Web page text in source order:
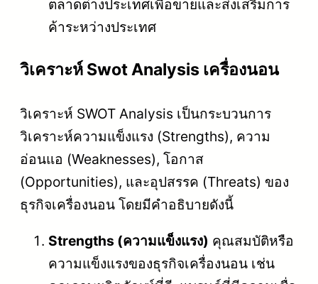
ตลาดต่างประเทศเพื่อขายและส่งเสริมการ
ค้าระหว่างประเทศ
วิเคราะห์ Swot Analysis เครื่องนอน
วิเคราะห์ SWOT Analysis เป็นกระบวนการ
วิเคราะห์ความแข็งแรง (Strengths), ความ
อ่อนแอ (Weaknesses), โอกาส
(Opportunities), และอุปสรรค (Threats) ของ
ธุรกิจเครื่องนอน โดยมีคำอธิบายดังนี้
Strengths (ความแข็งแรง) คุณสมบัติหรือ
ความแข็งแรงของธุรกิจเครื่องนอน เช่น